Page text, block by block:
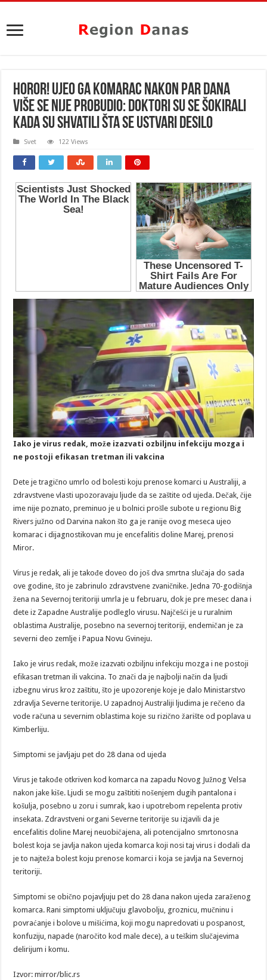
HOROR! UJEO GA KOMARAC NAKON PAR DANA
VIŠE SE NIJE PROBUDIO: Doktori su se ŠOKIRALI
kada su shvatili ŠTA se ustvari DESILO
Svet 122 Views
Iako je virus redak, može izazvati ozbiljnu infekciju mozga i
ne postoji efikasan tretman ili vakcina
Dete je tragično umrlo od bolesti koju prenose komarci u Australiji, a
zdravstvene vlasti upozoravaju ljude da se zaštite od ujeda. Dečak, čije
ime nije poznato, preminuo je u bolnici prošle subote u regionu Big
Rivers južno od Darvina nakon što ga je ranije ovog meseca ujeo
komarac i dijagnostikovan mu je encefalitis doline Marej, prenosi
Miror.
Virus je redak, ali je takođe doveo do još dva smrtna slučaja do sada
ove godine, što je zabrinulo zdravstvene zvaničnike. Jedna 70-godišnja
žena na Severnoj teritoriji umrla je u februaru, dok je pre mesec dana i
dete iz Zapadne Australije podleglo virusu. Najčešći je u ruralnim
oblastima Australije, posebno na severnoj teritoriji, endemičan je za
severni deo zemlje i Papua Novu Gvineju.
Iako je virus redak, može izazvati ozbiljnu infekciju mozga i ne postoji
efikasan tretman ili vakcina. To znači da je najbolji način da ljudi
izbegnu virus kroz zaštitu, što je upozorenje koje je dalo Ministarstvo
zdravlja Severne teritorije. U zapadnoj Australiji ljudima je rečeno da
vode računa u severnim oblastima koje su rizično žarište od poplava u
Kimberliju.
Simptomi se javljaju pet do 28 dana od ujeda
Virus je takođe otkriven kod komarca na zapadu Novog Južnog Velsa
nakon jake kiše. Ljudi se mogu zaštititi nošenjem dugih pantalona i
košulja, posebno u zoru i sumrak, kao i upotrebom repelenta protiv
insekata. Zdravstveni organi Severne teritorije su izjavili da je
encefalitis doline Marej neuobičajena, ali potencijalno smrtonosna
bolest koja se javlja nakon ujeda komarca koji nosi taj virus i dodali da
je to najteža bolest koju prenose komarci i koja se javlja na Severnoj
teritoriji.
Simptomi se obično pojavljuju pet do 28 dana nakon ujeda zaraženog
komarca. Rani simptomi uključuju glavobolju, groznicu, mučninu i
povraćanje i bolove u mišićima, koji mogu napredovati u pospanost,
konfuziju, napade (naročito kod male dece), a u teškim slučajevima
delirijum i komu.
Izvor: mirror/blic.rs